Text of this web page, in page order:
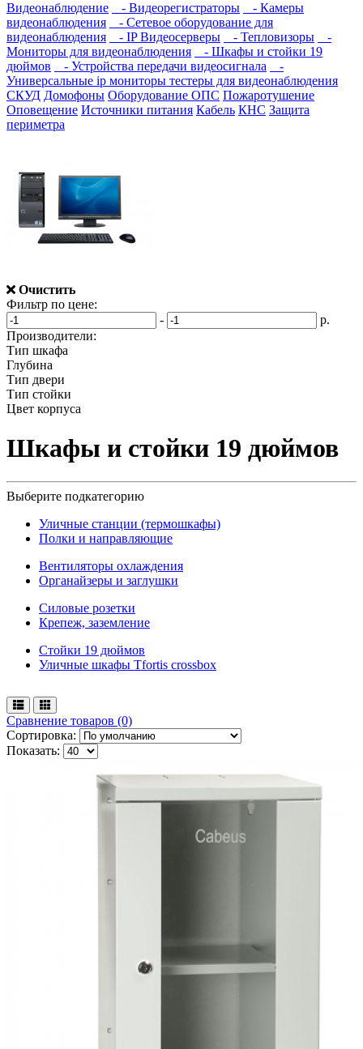
Видеонаблюдение
- Видеорегистраторы
- Камеры
видеонаблюдения
- Сетевое оборудование для
видеонаблюдения
- IP Видеосерверы - Тепловизоры
-
Мониторы для видеонаблюдения
- Шкафы и стойки 19
дюймов
- Устройства передачи видеосигнала
-
Универсальные ip мониторы тестеры для видеонаблюдения
СКУД Домофоны Оборудование ОПС Пожаротушение
Оповещение Источники питания Кабель КНС Защита
периметра
Очистить
Фильтр по цене:
-
р.
Производители:
Тип шкафа
Глубина
Тип двери
Тип стойки
Цвет корпуса
Шкафы и стойки 19 дюймов
Выберите подкатегорию
Уличные станции (термошкафы)
Полки и направляющие
Вентиляторы охлаждения
Органайзеры и заглушки
Силовые розетки
Крепеж, заземление
Стойки 19 дюймов
Уличные шкафы Tfortis crossbox
Сравнение товаров (0)
Сортировка:
Показать: